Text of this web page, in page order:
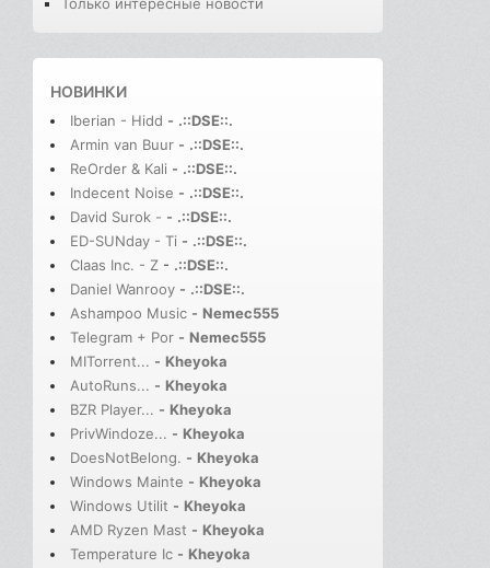
Только интересные новости
НОВИНКИ
Iberian - Hidd - .::DSE::.
Armin van Buur - .::DSE::.
ReOrder & Kali - .::DSE::.
Indecent Noise - .::DSE::.
David Surok - - .::DSE::.
ED-SUNday - Ti - .::DSE::.
Claas Inc. - Z - .::DSE::.
Daniel Wanrooy - .::DSE::.
Ashampoo Music - Nemec555
Telegram + Por - Nemec555
MITorrent... - Kheyoka
AutoRuns... - Kheyoka
BZR Player... - Kheyoka
PrivWindoze... - Kheyoka
DoesNotBelong. - Kheyoka
Windows Mainte - Kheyoka
Windows Utilit - Kheyoka
AMD Ryzen Mast - Kheyoka
Temperature Ic - Kheyoka